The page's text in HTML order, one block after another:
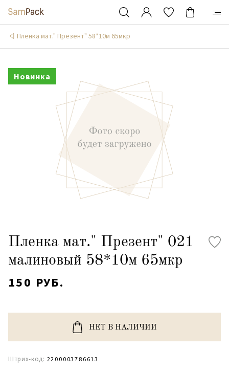
Пленка мат." Презент" 58*10м 65мкр
Новинка
Пленка мат." Презент" 021
малиновый 58*10м 65мкр
150 РУБ.
НЕТ В НАЛИЧИИ
Штрих-код: 2200003786613